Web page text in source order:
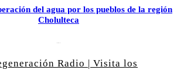
del agua por los pueblos de la región
Cholulteca
Radio | Visita los